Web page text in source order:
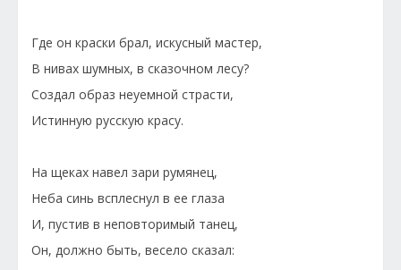
Где он краски брал, искусный мастер,
В нивах шумных, в сказочном лесу?
Создал образ неуемной страсти,
Истинную русскую красу.
На щеках навел зари румянец,
Неба синь всплеснул в ее глаза
И, пустив в неповторимый танец,
Он, должно быть, весело сказал: